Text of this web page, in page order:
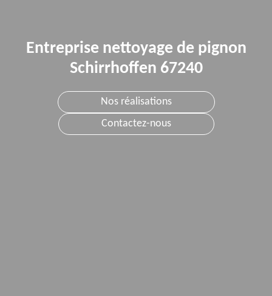
Entreprise nettoyage de pignon
Schirrhoffen 67240
Nos réalisations
Contactez-nous